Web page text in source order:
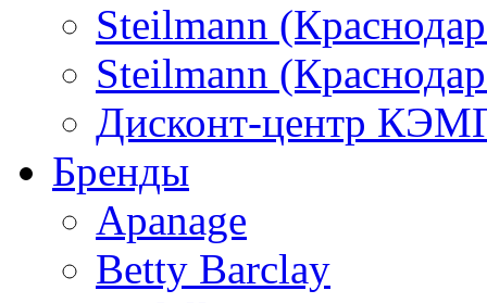
Steilmann
Steilmann
Дисконт-центр
Бренды
Apanage
Betty Barclay